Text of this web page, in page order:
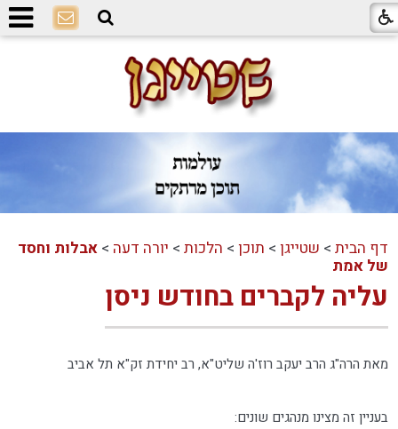
דף הבית > שטייגן > תוכן > הלכות > יורה דעה >אבלות וחסד
של אמת
עליה לקברים בחודש ניסן
מאת הרה"ג הרב יעקב רוז'ה שליט"א, רב יחידת זק"א תל אביב
בעניין זה מצינו מנהגים שונים: